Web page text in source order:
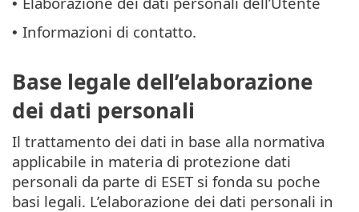
•
• Informazioni di contatto.
Base legale dell’elaborazione
dei dati personali
Il trattamento dei dati in base alla normativa
applicabile in materia di protezione dati
personali da parte di ESET si fonda su poche
basi legali. L’elaborazione dei dati personali in